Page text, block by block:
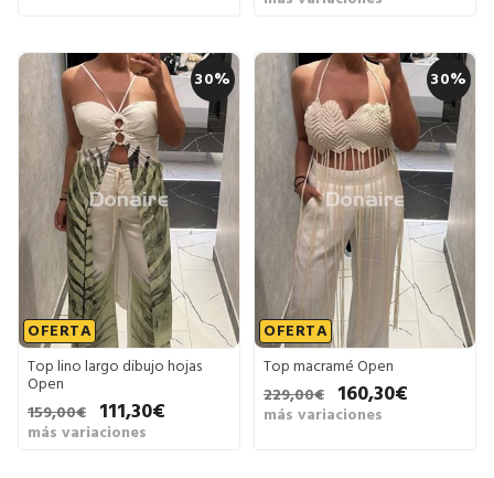
30%
OFERTA
Top lino largo dibujo hojas
Open
159,00€
111,30€
más variaciones
30%
OFERTA
Top macramé Open
229,00€
160,30€
más variaciones